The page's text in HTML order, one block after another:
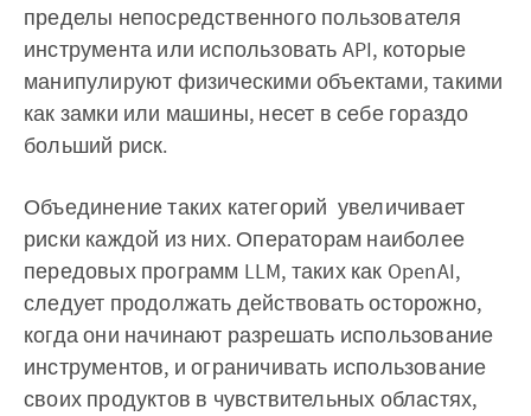
пределы непосредственного пользователя
инструмента или использовать API, которые
манипулируют физическими объектами, такими
как замки или машины, несет в себе гораздо
больший риск.
Объединение таких категорий увеличивает
риски каждой из них. ‌‌Операторам наиболее
передовых программ LLM, таких как OpenAI,
следует продолжать действовать осторожно,
когда они начинают разрешать использование
инструментов, и ограничивать использование
своих продуктов в чувствительных областях,